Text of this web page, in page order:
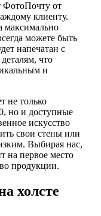
ФотоПочту от
клиенту.
максимально
можете быть
напечатан с
что
и
не только
но и доступные
искусство
свои стены или
Выбирая нас,
на первое место
продукции.
холсте